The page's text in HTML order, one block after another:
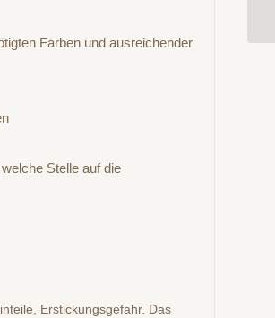
Farben und ausreichender
Stelle auf die
Erstickungsgefahr. Das